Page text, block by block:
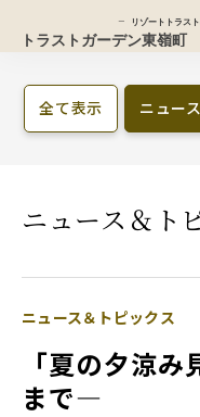
全て表示 ニュー
ニュース＆ト
ニュース＆トピックス
「夏の夕涼
まで―